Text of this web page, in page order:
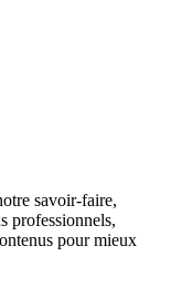
savoir-faire,
professionnels,
pour mieux